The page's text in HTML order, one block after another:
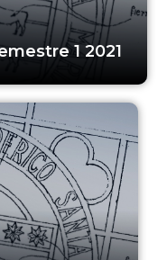
1 2021